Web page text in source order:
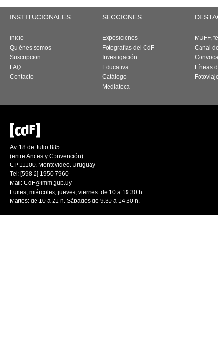
INSTITUCIONALES SECCIONES
Inicio
Quiénes somos
Suscripción
FAQ
Contacto
Exposiciones
Fotografías del CdF
Investigación
Educativa
Catálogo
Mediateca
MUFF,
Canal
Líneas
Av. 18 de Julio 885
(entre Andes y Convención)
CP 11100. Montevideo. Uruguay
Tel: [598 2] 1950 7960
Mail: CdF@imm.gub.uy
Lunes, miércoles, jueves, viernes: de 10 a 19.30 h.
Martes: de 10 a 21 h. Sábados de 9.30 a 14.30 h.